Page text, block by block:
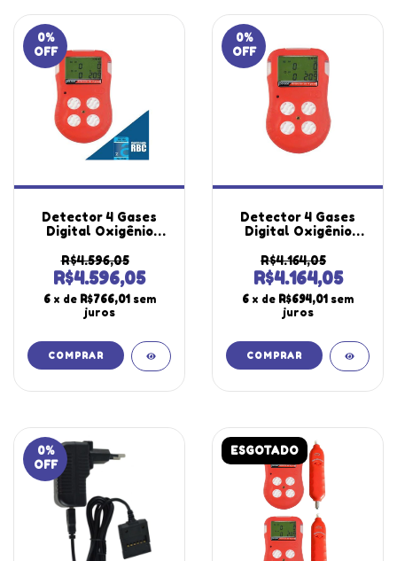
0%
OFF
Detector 4 Gases
Digital Oxigênio
Sulfeto Hidrogênio
Usb Software Dg-500
Portátil Com
Certificado Rbc
R$4.596,05
R$4.596,05
6 x de R$766,01 sem
juros
0%
OFF
Detector 4 Gases
Digital Oxigênio
Sulfeto Hidrogênio
Gases Combustíveis
Usb Software Dg-500
Portátil
R$4.164,05
R$4.164,05
6 x de R$694,01 sem
juros
0%
OFF
ESGOTADO